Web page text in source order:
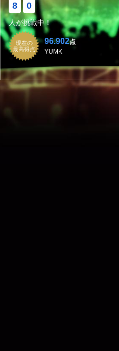
8 0
人が挑戦中！
現在の
最高得点
96.902点
YUMK